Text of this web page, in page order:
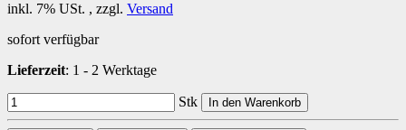
inkl. 7% USt. , zzgl. Versand
sofort verfügbar
Lieferzeit: 1 - 2 Werktage
Stk In den Warenkorb